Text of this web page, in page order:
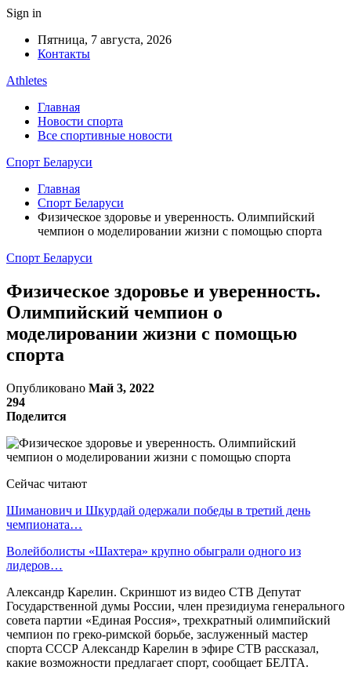
Sign in
Пятница, 7 августа, 2026
Контакты
Athletes
Главная
Новости спорта
Все спортивные новости
Спорт Беларуси
Главная
Спорт Беларуси
Физическое здоровье и уверенность. Олимпийский
чемпион о моделировании жизни с помощью спорта
Спорт Беларуси
Физическое здоровье и уверенность.
Олимпийский чемпион о
моделировании жизни с помощью
спорта
Опубликовано Май 3, 2022
294
Поделится
Сейчас читают
Шиманович и Шкурдай одержали победы в третий день
чемпионата…
Волейболисты «Шахтера» крупно обыграли одного из
лидеров…
Александр Карелин. Скриншот из видео СТВ Депутат
Государственной думы России, член президиума генерального
совета партии «Единая Россия», трехкратный олимпийский
чемпион по греко-римской борьбе, заслуженный мастер
спорта СССР Александр Карелин в эфире СТВ рассказал,
какие возможности предлагает спорт, сообщает БЕЛТА.